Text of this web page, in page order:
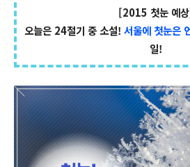
[2015 첫눈 예
오늘은 24절기 중 소설! 서울에 첫눈은
일!